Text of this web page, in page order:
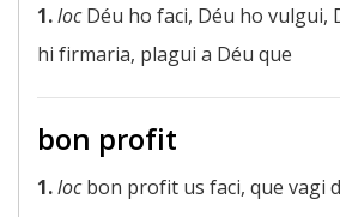
1.locDéu ho faci, Déu ho vulgui,
hi firmaria, plagui a Déu que
bon profit
1.locbon profit us faci, que vagi